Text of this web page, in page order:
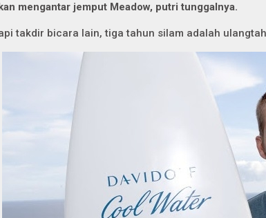
mengantar jemput Meadow, putri tunggalnya.
takdir bicara lain, tiga tahun silam adalah